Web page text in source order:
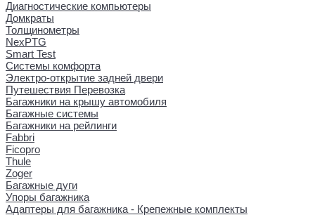
Диагностические компьютеры
Домкраты
Толщинометры
NexPTG
Smart Test
Системы комфорта
Электро-открытие задней двери
Путешествия Перевозка
Багажники на крышу автомобиля
Багажные системы
Багажники на рейлинги
Fabbri
Ficopro
Thule
Zoger
Багажные дуги
Упоры багажника
Адаптеры для багажника - Крепежные комплекты